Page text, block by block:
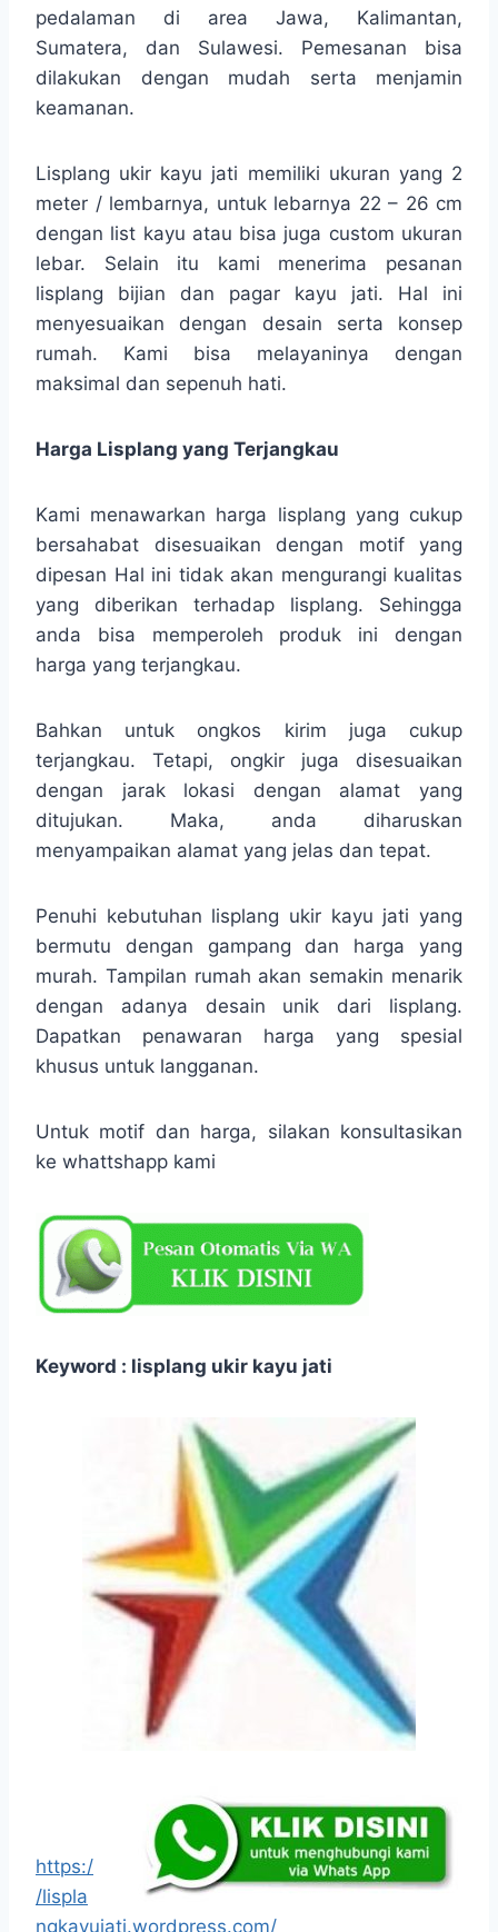
pedalaman di area Jawa, Kalimantan,
Sumatera, dan Sulawesi. Pemesanan bisa
dilakukan dengan mudah serta menjamin
keamanan.
Lisplang ukir kayu jati memiliki ukuran yang 2
meter / lembarnya, untuk lebarnya 22 – 26 cm
dengan list kayu atau bisa juga custom ukuran
lebar. Selain itu kami menerima pesanan
lisplang bijian dan pagar kayu jati. Hal ini
menyesuaikan dengan desain serta konsep
rumah. Kami bisa melayaninya dengan
maksimal dan sepenuh hati.
Harga Lisplang yang Terjangkau
Kami menawarkan harga lisplang yang cukup
bersahabat disesuaikan dengan motif yang
dipesan Hal ini tidak akan mengurangi kualitas
yang diberikan terhadap lisplang. Sehingga
anda bisa memperoleh produk ini dengan
harga yang terjangkau.
Bahkan untuk ongkos kirim juga cukup
terjangkau. Tetapi, ongkir juga disesuaikan
dengan jarak lokasi dengan alamat yang
ditujukan. Maka, anda diharuskan
menyampaikan alamat yang jelas dan tepat.
Penuhi kebutuhan lisplang ukir kayu jati yang
bermutu dengan gampang dan harga yang
murah. Tampilan rumah akan semakin menarik
dengan adanya desain unik dari lisplang.
Dapatkan penawaran harga yang spesial
khusus untuk langganan.
Untuk motif dan harga, silakan konsultasikan
ke whattshapp kami
Keyword : lisplang ukir kayu jati
https:/
/lispla
ngkayujati.wordpress.com/